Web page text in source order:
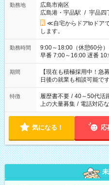
勤務地
広島市南区
広島港・宇品駅 / 宇品四
≪自宅からドアtoドア
します。
勤務時間
9:00～18:00（休憩60分） ■ご希望があれば下記シフトもOK！
早番 7:00～16:00 遅番 10:00～19:00 「家
い」 「余裕を持って夕飯
たくない」 など、ご希望を教え
の方へ 今ご覧のお仕事で
の勤務時間。 合計で週
期間
【現在も積極採用中！
日後の就業も相談可能です
特徴 履歴書不要 / 40～50代活
上の大量募集 / 電話対応
気になる！ 応